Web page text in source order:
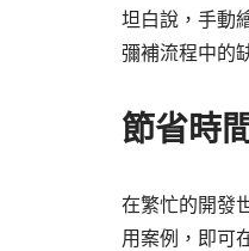
坦白說，手動
彌補流程中的
節省時
在繁忙的開發
用案例，即可